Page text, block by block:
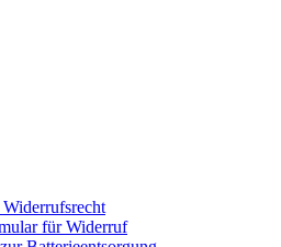
für Widerruf